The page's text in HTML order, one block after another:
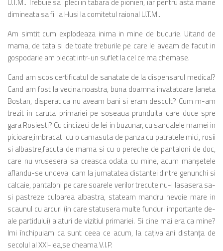
dimineata sa fii la Husi la comitetul raional U.T.M..
Am simtit cum explodeaza inima in mine de bucurie. Uitand de
mama, de tata si de toate treburile pe care le aveam de facut in
gospodarie am plecat intr-un suflet la cel ce ma chemase.
Cand am scos certificatul de sanatate de la dispensarul medical?
Cand am fost la vecina noastra, buna doamna invatatoare Janeta
Bostan, disperat ca nu aveam bani si eram descult? Cum m-am
trezit in caruta primariei pe soseaua prunduita care duce spre
gara Rosiesti? Cu cincizeci de lei in buzunar, cu sandalele mamei in
picioare,imbracat cu o camasuta de panza cu patratele mici, rosii
si albastre,facuta de mama si cu o pereche de pantaloni de doc,
care nu vrusesera sa creasca odata cu mine, acum manşetele
aflandu-se undeva cam la jumatatea distantei dintre genunchi si
calcaie, pantaloni pe care soarele verilor trecute nu-i lasasera sa-
si pastreze culoarea albastra, stateam mandru nevoie mare in
scaunul cu arcuri (in care statusera multe funduri importante de-
ale partidului) alaturi de vizitiul primariei. Si cine mai era ca mine?
Imi închipuiam ca sunt ceea ce acum, la caţiva ani distanţa de
secolul al XXI-lea,se cheama V.I.P.